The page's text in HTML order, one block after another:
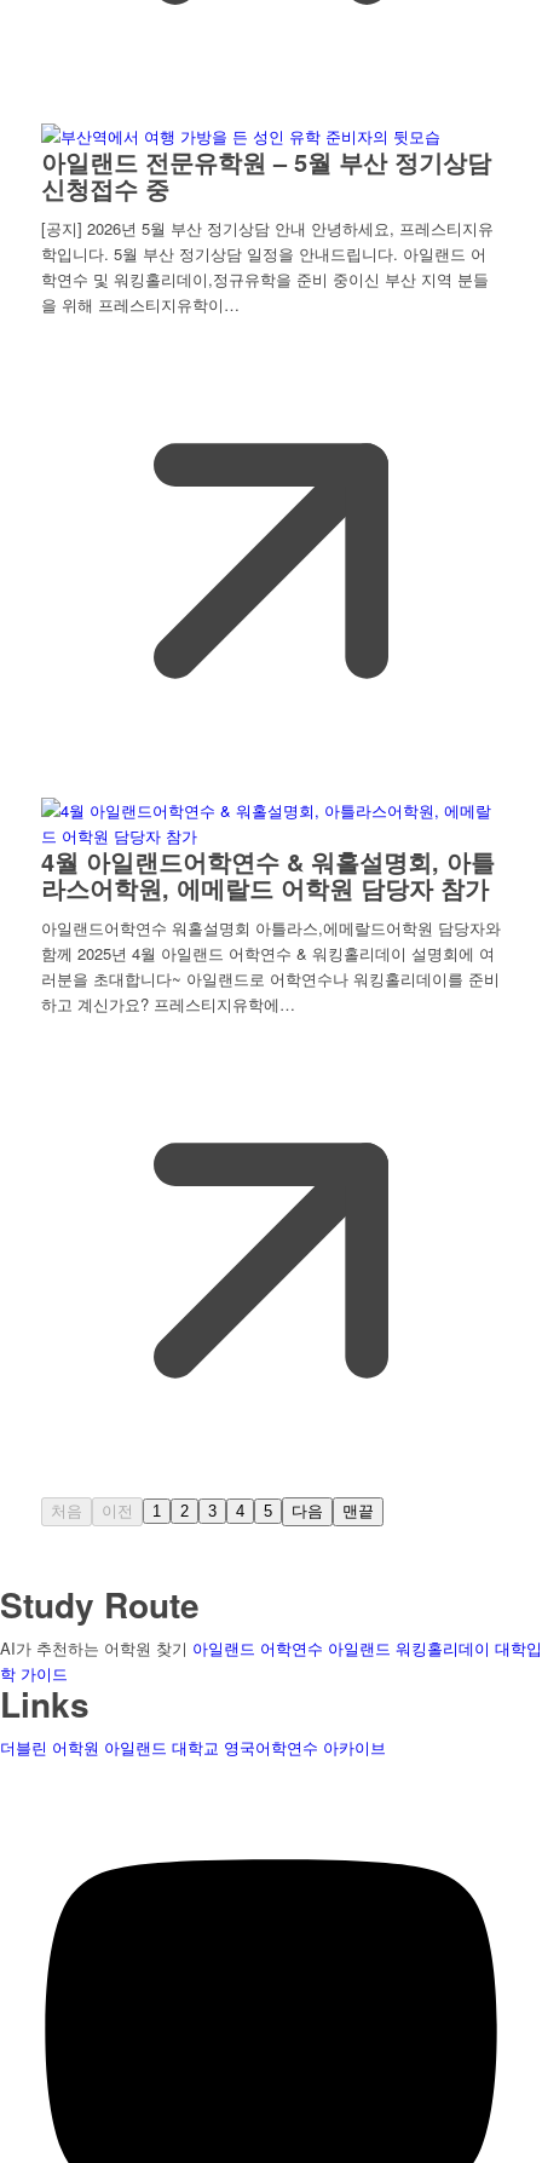
아일랜드 전문유학원 – 5월 부산 정기상담
신청접수 중
[공지] 2026년 5월 부산 정기상담 안내 안녕하세요, 프레스티지유
학입니다. 5월 부산 정기상담 일정을 안내드립니다. 아일랜드 어
학연수 및 워킹홀리데이,정규유학을 준비 중이신 부산 지역 분들
을 위해 프레스티지유학이…
4월 아일랜드어학연수 & 워홀설명회, 아틀
라스어학원, 에메랄드 어학원 담당자 참가
아일랜드어학연수 워홀설명회 아틀라스,에메랄드어학원 담당자와
함께 2025년 4월 아일랜드 어학연수 & 워킹홀리데이 설명회에 여
러분을 초대합니다~ 아일랜드로 어학연수나 워킹홀리데이를 준비
하고 계신가요? 프레스티지유학에…
처음 이전 1 2 3 4 5 다음 맨끝
Study Route
AI가 추천하는 어학원 찾기 아일랜드 어학연수 아일랜드 워킹홀리데이 대학입
학 가이드
Links
더블린 어학원 아일랜드 대학교 영국어학연수 아카이브